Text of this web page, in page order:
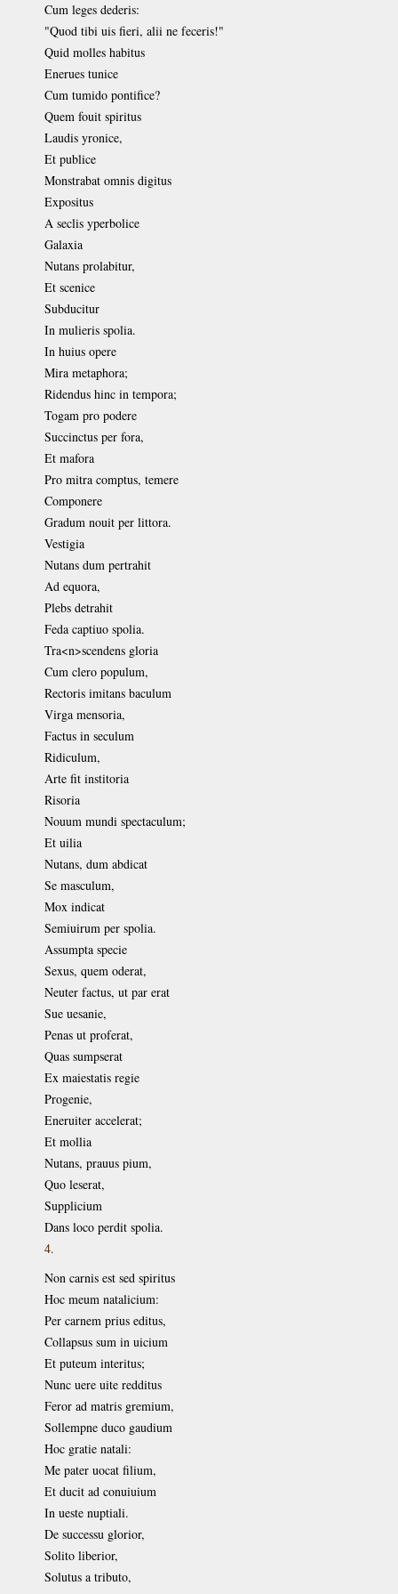
Cum leges dederis:
"Quod tibi uis fieri, alii ne feceris!"
Quid molles habitus
Enerues tunice
Cum tumido pontifice?
Quem fouit spiritus
Laudis yronice,
Et publice
Monstrabat omnis digitus
Expositus
A seclis yperbolice
Galaxia
Nutans prolabitur,
Et scenice
Subducitur
In mulieris spolia.
In huius opere
Mira metaphora;
Ridendus hinc in tempora;
Togam pro podere
Succinctus per fora,
Et mafora
Pro mitra comptus, temere
Componere
Gradum nouit per littora.
Vestigia
Nutans dum pertrahit
Ad equora,
Plebs detrahit
Feda captiuo spolia.
Tra<n>scendens gloria
Cum clero populum,
Rectoris imitans baculum
Virga mensoria,
Factus in seculum
Ridiculum,
Arte fit institoria
Risoria
Nouum mundi spectaculum;
Et uilia
Nutans, dum abdicat
Se masculum,
Mox indicat
Semiuirum per spolia.
Assumpta specie
Sexus, quem oderat,
Neuter factus, ut par erat
Sue uesanie,
Penas ut proferat,
Quas sumpserat
Ex maiestatis regie
Progenie,
Eneruiter accelerat;
Et mollia
Nutans, prauus pium,
Quo leserat,
Supplicium
Dans loco perdit spolia.
4.
Non carnis est sed spiritus
Hoc meum natalicium:
Per carnem prius editus,
Collapsus sum in uicium
Et puteum interitus;
Nunc uere uite redditus
Feror ad matris gremium,
Sollempne duco gaudium
Hoc gratie natali:
Me pater uocat filium,
Et ducit ad conuiuium
In ueste nuptiali.
De successu glorior,
Solito liberior,
Solutus a tributo,